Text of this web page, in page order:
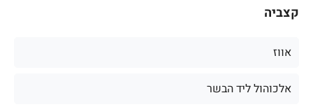
קצביה
אווז
אלכוהול ליד הבשר